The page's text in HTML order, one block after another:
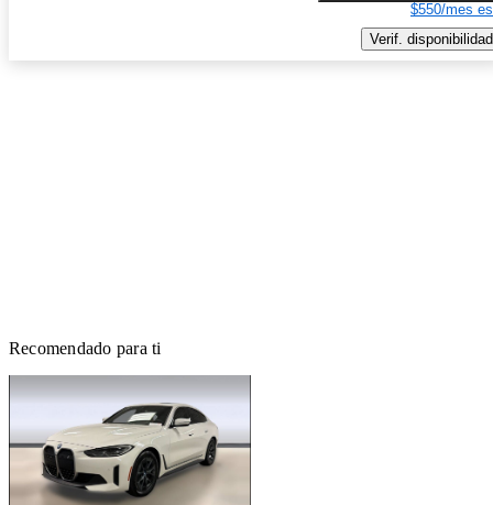
$550/mes
Verif. disponibilidad
Recomendado para ti